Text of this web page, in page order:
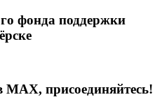
фонда поддержки
МАХ, присоединяйтесь!